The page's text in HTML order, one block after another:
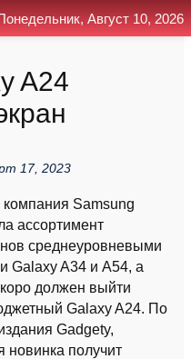
A24
17, 2023
Samsung
ассортимент
среднеуровневыми
Galaxy A34 и A54, а
должен выйти
Galaxy A24. По
Gadgety,
новинка получит
Август 10, 2026